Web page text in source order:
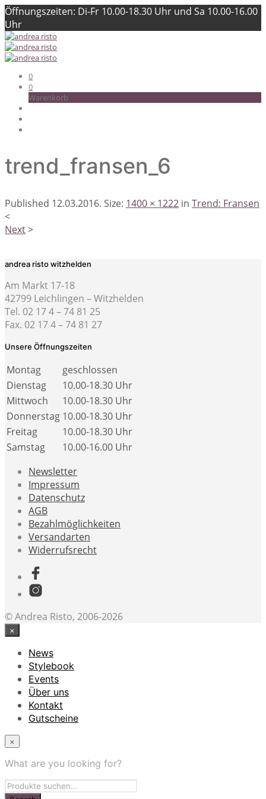
Öffnungszeiten: Di-Fr 10.00-18.30 Uhr und Sa 10.00-16.00
Uhr
0
0
Warenkorb
trend_fransen_6
Published 12.03.2016. Size: 1400 × 1222 in Trend: Fransen
<
Next>
andrea risto witzhelden
Am Markt 17-18
42799 Leichlingen – Witzhelden
Tel. 02 17 4 – 74 81 25
Fax. 02 17 4 – 74 81 27
Unsere Öffnungszeiten
Montag
geschlossen
Dienstag
10.00-18.30 Uhr
Mittwoch
10.00-18.30 Uhr
Donnerstag 10.00-18.30 Uhr
Freitag
10.00-18.30 Uhr
Samstag
10.00-16.00 Uhr
Newsletter
Impressum
Datenschutz
AGB
Bezahlmöglichkeiten
Versandarten
Widerrufsrecht
© Andrea Risto, 2006-2026
×
News
Stylebook
Events
Über uns
Kontakt
Gutscheine
×
What are you looking for?